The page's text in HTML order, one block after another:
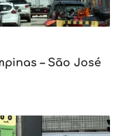
– São José